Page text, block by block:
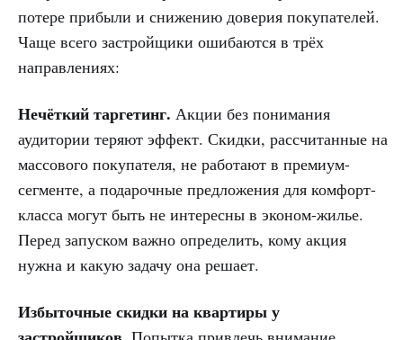
потере прибыли и снижению доверия покупателей.
Чаще всего застройщики ошибаются в трёх
направлениях:
Нечёткий таргетинг. Акции без понимания
аудитории теряют эффект. Скидки, рассчитанные на
массового покупателя, не работают в премиум-
сегменте, а подарочные предложения для комфорт-
класса могут быть не интересны в эконом-жилье.
Перед запуском важно определить, кому акция
нужна и какую задачу она решает.
Избыточные скидки на квартиры у